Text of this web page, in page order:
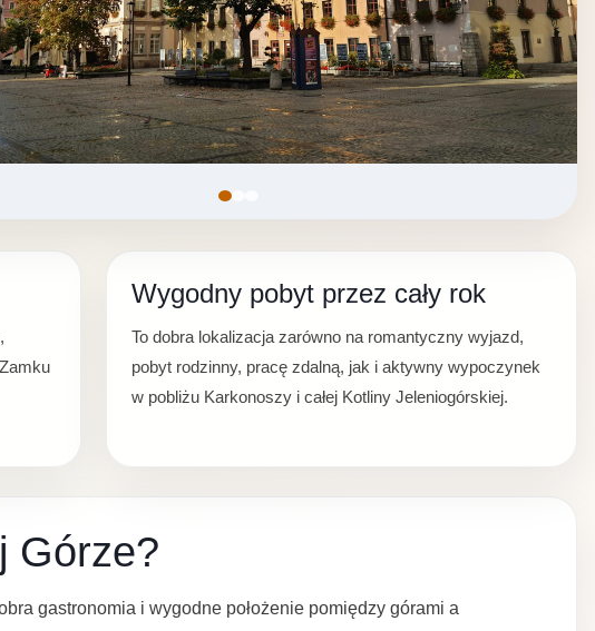
Wygodny pobyt przez cały rok
To dobra lokalizacja zarówno na romantyczny wyjazd,
pobyt rodzinny, pracę zdalną, jak i aktywny wypoczynek
w pobliżu Karkonoszy i całej Kotliny Jeleniogórskiej.
Górze?
gastronomia i wygodne położenie pomiędzy górami a